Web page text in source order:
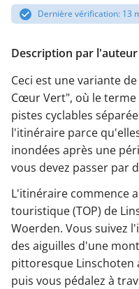
Dernière vérification: 13
Description par l'auteur
Ceci est une variante
Cœur Vert", où le
pistes cyclables
l'itinéraire parce
inondées après une
vous devez passer par
L'itinéraire commence
touristique (TOP) de
Woerden. Vous suivez
des aiguilles d'une
pittoresque Linschoten
puis vous pédalez à